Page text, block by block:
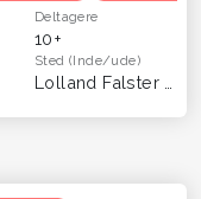
Deltagere
10+
Sted(Inde/ude)